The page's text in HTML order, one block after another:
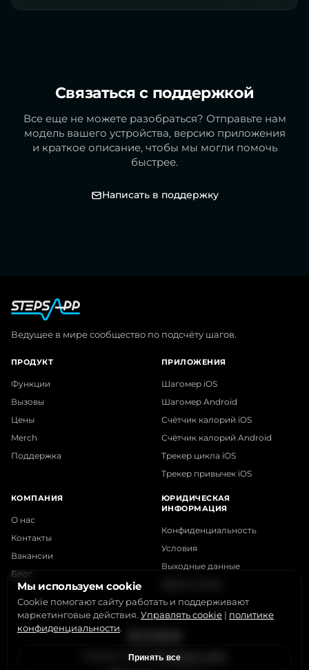
Связаться с поддержкой
Все еще не можете разобраться? Отправьте нам
модель вашего устройства, версию приложения
и краткое описание, чтобы мы могли помочь
быстрее.
Написать в поддержку
Ведущее в мире сообщество по подсчёту шагов.
ПРОДУКТ
Функции
Вызовы
Цены
Merch
Поддержка
ПРИЛОЖЕНИЯ
Шагомер iOS
Шагомер Android
Счётчик калорий iOS
Счётчик калорий Android
Трекер цикла iOS
Трекер привычек iOS
КОМПАНИЯ
О нас
Контакты
Вакансии
Блог
ЮРИДИЧЕСКАЯ
ИНФОРМАЦИЯ
Конфиденциальность
Условия
Выходные данные
StepsApp © 2015-2026 Управлять cookie
Мы используем cookie
Cookie помогают сайту работать и поддерживают
маркетинговые действия. Управлять cookie | политике
конфиденциальности.
Принять все